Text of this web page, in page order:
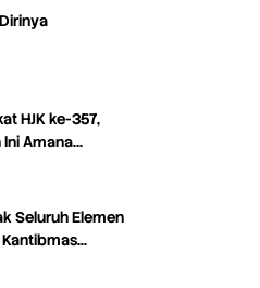
HJK ke-357,
Amana…
Seluruh Elemen